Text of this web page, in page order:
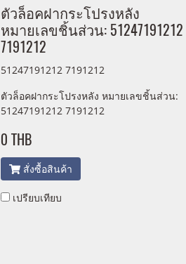
ตัวล็อคฝากระโปรงหลัง
หมายเลขชิ้นส่วน: 51247191212
7191212
51247191212 7191212
ตัวล็อคฝากระโปรงหลัง หมายเลขชิ้นส่วน:
51247191212 7191212
0 THB
สั่งซื้อสินค้า
เปรียบเทียบ